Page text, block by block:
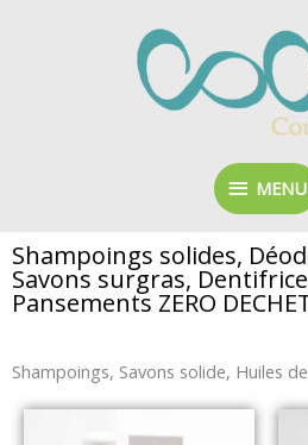
MENU
MENU
Shampoings solides,
Savons surgras,
Pansements ZERO
Shampoings, Savons solide, Huiles